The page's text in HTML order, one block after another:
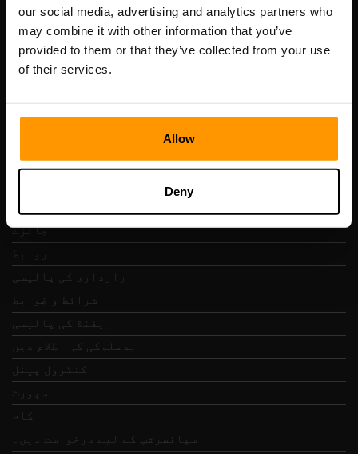
our social media, advertising and analytics partners who
may combine it with other information that you’ve
provided to them or that they’ve collected from your use
of their services.
Allow
Deny
Scalable Hosting Solutions OÜ
رجسٹریشن کوڈ: 14652605
VAT نمبر: EE102133820
پتہ: Harju maakond, Tallinn, Kesklinna linnaosa,
جائزے
روابط
رازداری کی پالیسی
شرائط و ضوابط
ریفنڈ کی پالیسی
بدسلوکی کی اطلاع دیں
کنٹرول پینل
سپورٹ
کام
اسپانسرشپ کے لیے درخواست دیں۔